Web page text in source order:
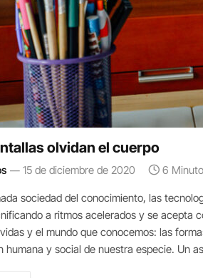
olvidan el cuerpo
15 de diciembre de 2020 6
sociedad del conocimiento, las
a ritmos acelerados y se acepta
y el mundo que conocemos: las
humana y social de nuestra especie. Un